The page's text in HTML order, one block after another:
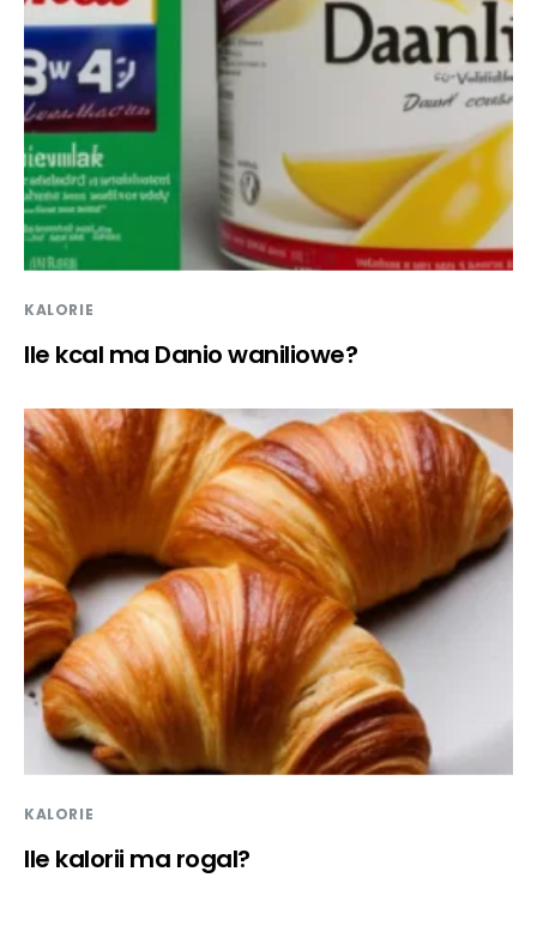
KALORIE
Ile kcal ma Danio waniliowe?
KALORIE
Ile kalorii ma rogal?